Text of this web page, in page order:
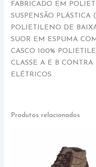
FABRICADO EM
SUSPENSÃO
POLIETILENO DE
SUOR EM ESPUMA
CASCO 100%
CLASSE A E B
ELÉTRICOS.
Produtos relacionados